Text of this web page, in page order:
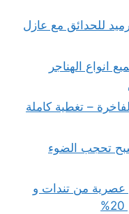
للحدائق مع عازل
انواع الهناجر
– تغطية كاملة
تحجب الضوء
عصرية من تندات و